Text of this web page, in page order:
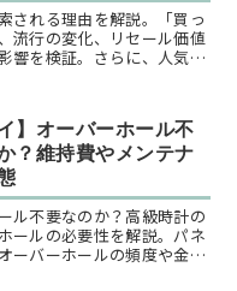
される理由を解説。「買っ
流行の変化、リセール価値
響を検証。さらに、人気の
】オーバーホール不
？維持費やメンテナ
ル不要なのか？高級時計の
ールの必要性を解説。パネ
ーバーホールの頻度や金